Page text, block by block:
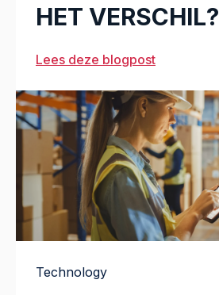
HET VERSCHIL?
Lees deze blogpost
Technology